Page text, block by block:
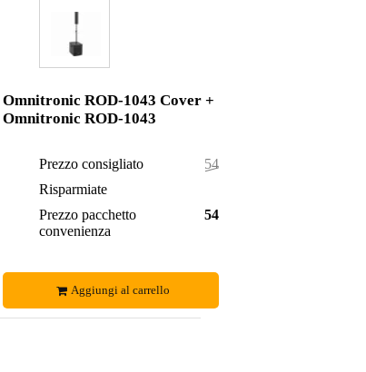
€
€
€
Omnitronic ROD-1043 Cover +
Omnitronic ROD-1043
Prezzo consigliato
546,00 €
Risparmiate
Prezzo pacchetto
convenienza
540,00 €
Aggiungi al carrello